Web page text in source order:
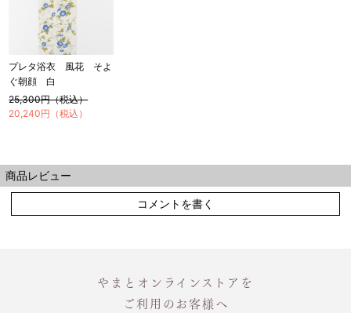
プレタ浴衣 風花 そよ
ぐ朝顔 白
25,300円（税込）
20,240円（税込）
商品レビュー
コメントを書く
やまとオンラインストアを
ご利用のお客様へ